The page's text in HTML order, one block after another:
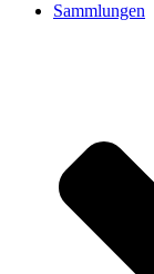
Sammlungen